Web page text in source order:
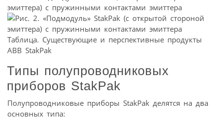
эмиттера) с пружинными контактами эмиттера
Таблица. Существующие и перспективные продукты
АВВ StakPak
Типы полупроводниковых
приборов StakPak
Полупроводниковые приборы StakPak делятся на два
основных типа: